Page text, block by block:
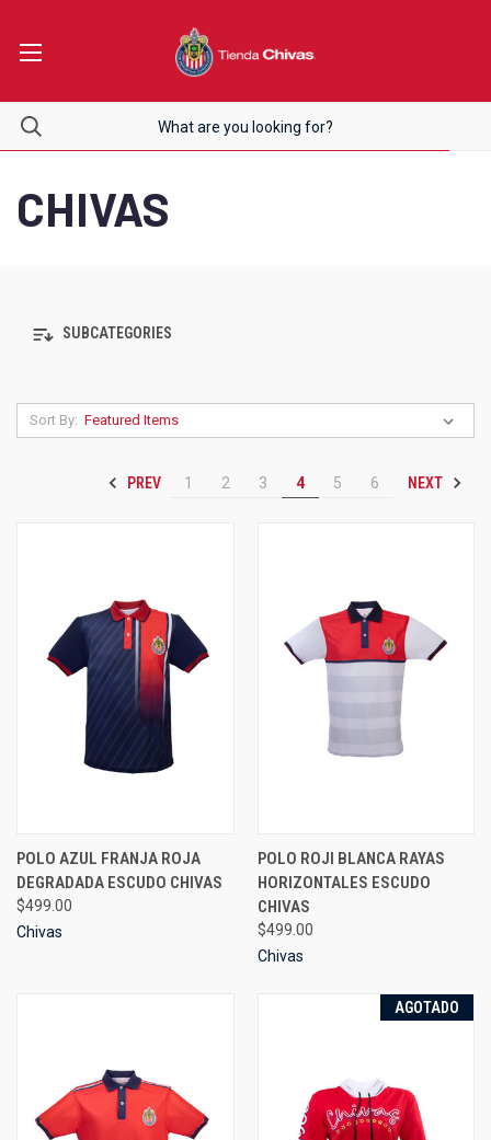
CHIVAS
SUBCATEGORIES
Sort By:
PREV 1 2 3 4 5 6 NEXT
POLO AZUL FRANJA ROJA
DEGRADADA ESCUDO CHIVAS
$499.00
Chivas
POLO ROJI BLANCA RAYAS
HORIZONTALES ESCUDO
CHIVAS
$499.00
Chivas
AGOTADO